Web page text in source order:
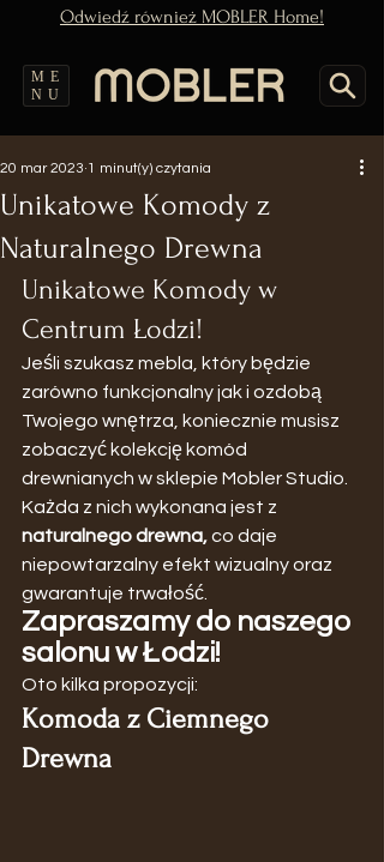
ME
NU
Odwiedź również MOBLER Home!
Unikatowe Komody z
Naturalnego Drewna
20 mar 2023 1 minut(y) czytania
Unikatowe Komody w
Centrum Łodzi!
Jeśli szukasz mebla, który będzie
zarówno funkcjonalny jak i ozdobą
Twojego wnętrza, koniecznie musisz
zobaczyć kolekcję komód
drewnianych w sklepie Mobler Studio.
Każda z nich wykonana jest z
naturalnego drewna, co daje
niepowtarzalny efekt wizualny oraz
gwarantuje trwałość.
Zapraszamy do naszego
salonu w Łodzi!
Oto kilka propozycji:
Komoda z Ciemnego
Drewna